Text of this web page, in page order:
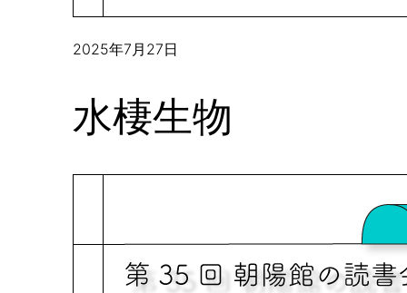
2025年7月27日
水棲生物